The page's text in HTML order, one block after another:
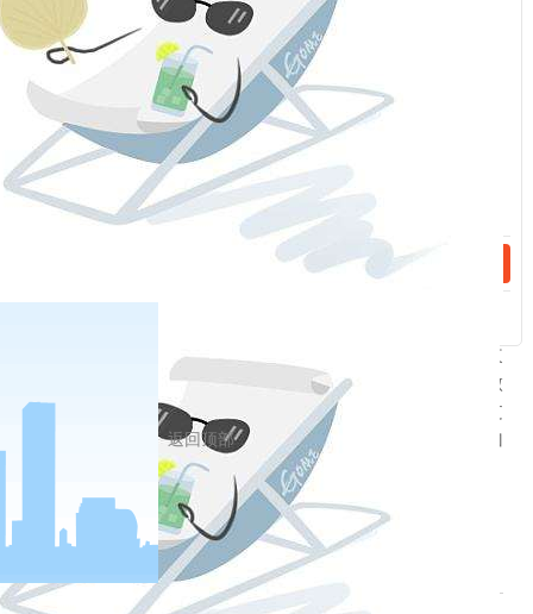
供给侧结构性改革为主线，加大改革开放力度，抓住主
要矛盾，有针对性地加以解决。要切实办好自己的事
情，坚定不移推动高质量发展，实施好积极的财政政策
和稳健的货币政策，做好稳就业、稳金融、稳外贸、稳
外资、稳投资、稳预期工作，有效应对外部经济环境变
化，确保经济平稳运行。要坚持“两个毫不动摇”，促进多
种所有制经济共同发展，研究解决民营企业、中小企业
发展中遇到的困难。围绕资本市场改革，加强制度建
设，激发市场活力，促进资本市场长期健康发展。继续
积极有效利用外资，维护在华外资企业合法权益。要改
会议要求，扎实做好年末各项工作。要抓好庆祝改
革开放40周年活动和举办首届中国国际进口博览会。做
好冬季各项民生保障工作，特别要保障好群众温暖过
冬，保障农民工工资及时足额发放，抓好安全生产，加
强自然灾害防治，确保社会大局稳定。
会议还研究了其他事项。
(
返回顶部